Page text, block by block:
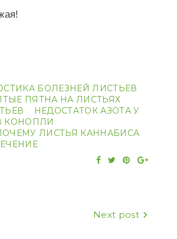
БОЛЕЗНЕЙ ЛИСТЬЕВ
ПЯТНА НА ЛИСТЬЯХ
НЕДОСТАТОК АЗОТА У
КОНОПЛИ
ЛИСТЬЯ КАННАБИСА
Facebook
TwitterPinterestGoogle+
Next post